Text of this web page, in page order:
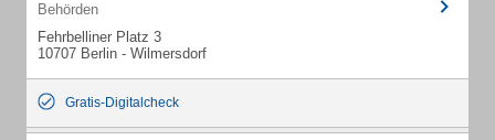
Behörden
Fehrbelliner Platz 3
10707 Berlin - Wilmersdorf
Gratis-Digitalcheck